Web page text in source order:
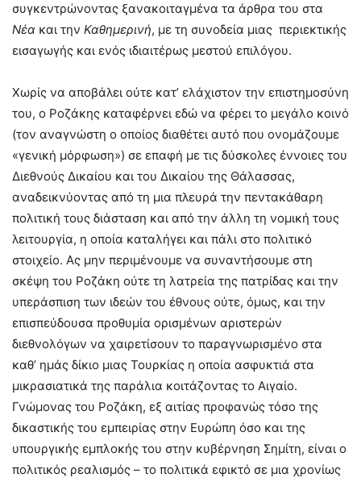
συγκεντρώνοντας ξανακοιταγμένα τα άρθρα του στα
Νέα και την Καθημερινή, με τη συνοδεία μιας περιεκτικής
εισαγωγής και ενός ιδιαιτέρως μεστού επιλόγου.
Χωρίς να αποβάλει ούτε κατ’ ελάχιστον την επιστημοσύνη
του, ο Ροζάκης καταφέρνει εδώ να φέρει το μεγάλο κοινό
(τον αναγνώστη ο οποίος διαθέτει αυτό που ονομάζουμε
«γενική μόρφωση») σε επαφή με τις δύσκολες έννοιες του
Διεθνούς Δικαίου και του Δικαίου της Θάλασσας,
αναδεικνύοντας από τη μια πλευρά την πεντακάθαρη
πολιτική τους διάσταση και από την άλλη τη νομική τους
λειτουργία, η οποία καταλήγει και πάλι στο πολιτικό
στοιχείο. Ας μην περιμένουμε να συναντήσουμε στη
σκέψη του Ροζάκη ούτε τη λατρεία της πατρίδας και την
υπεράσπιση των ιδεών του έθνους ούτε, όμως, και την
επισπεύδουσα προθυμία ορισμένων αριστερών
διεθνολόγων να χαιρετίσουν το παραγνωρισμένο στα
καθ’ ημάς δίκιο μιας Τουρκίας η οποία ασφυκτιά στα
μικρασιατικά της παράλια κοιτάζοντας το Αιγαίο.
Γνώμονας του Ροζάκη, εξ αιτίας προφανώς τόσο της
δικαστικής του εμπειρίας στην Ευρώπη όσο και της
υπουργικής εμπλοκής του στην κυβέρνηση Σημίτη, είναι ο
πολιτικός ρεαλισμός – το πολιτικά εφικτό σε μια χρονίως